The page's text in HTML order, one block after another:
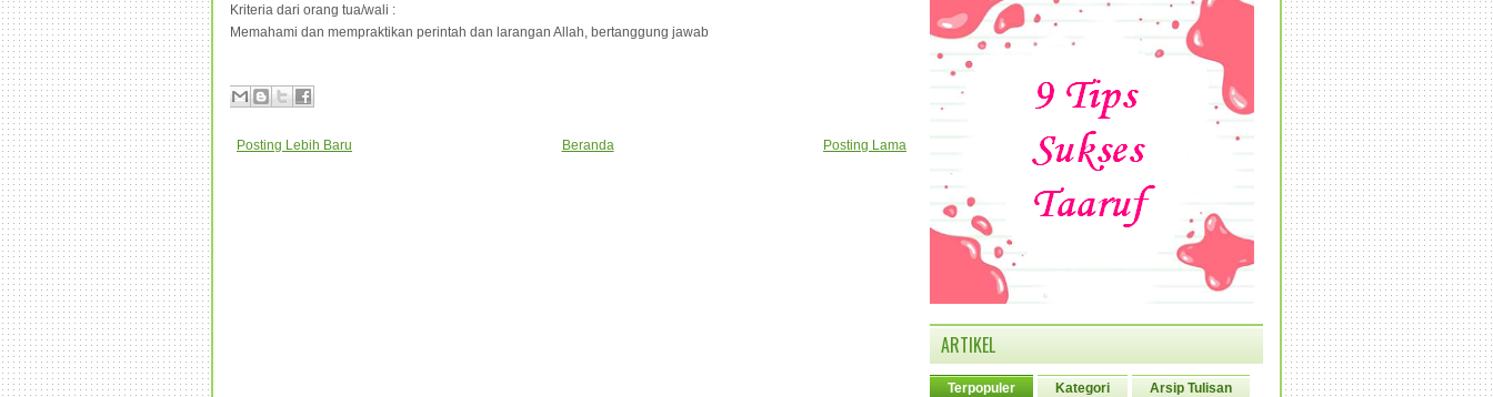
Kriteria dari orang tua/wali :
Memahami dan mempraktikan perintah dan larangan Allah, bertanggung jawab
Posting Lebih Baru Posting Lama
Beranda
ARTIKEL
Terpopuler Kategori Arsip Tulisan